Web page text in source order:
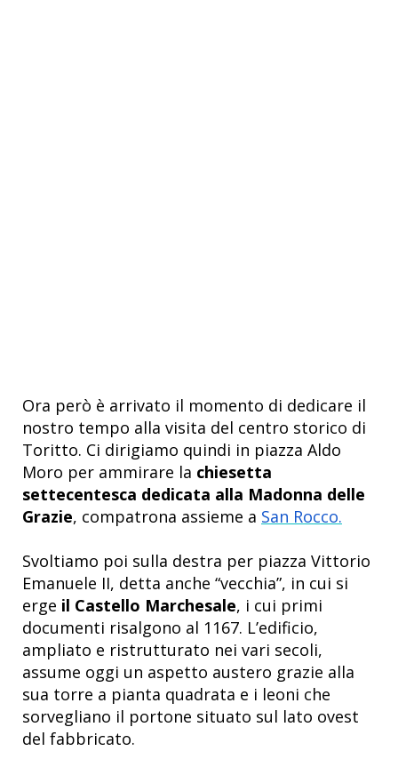
Ora però è arrivato il momento di dedicare il
nostro tempo alla visita del centro storico di
Toritto. Ci dirigiamo quindi in piazza Aldo
Moro per ammirare la chiesetta
settecentesca dedicata alla Madonna delle
Grazie, compatrona assieme a San Rocco.
Svoltiamo poi sulla destra per piazza Vittorio
Emanuele II, detta anche “vecchia”, in cui si
erge il Castello Marchesale, i cui primi
documenti risalgono al 1167. L’edificio,
ampliato e ristrutturato nei vari secoli,
assume oggi un aspetto austero grazie alla
sua torre a pianta quadrata e i leoni che
sorvegliano il portone situato sul lato ovest
del fabbricato.